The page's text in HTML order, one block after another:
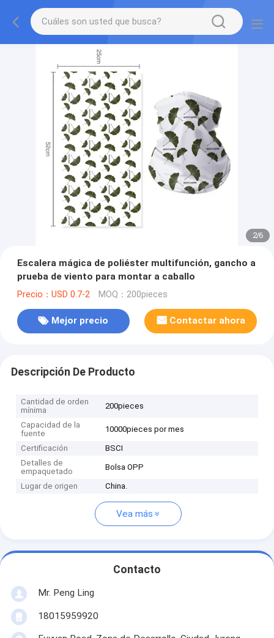
2/6
Escalera mágica de poliéster multifunción, gancho a
prueba de viento para montar a caballo
Precio：USD 0.7-2 MOQ：200pieces
Mejor precio Contactar ahora
Descripción De Producto
Cantidad de orden
mínima
200pieces
Capacidad de la
fuente
10000pieces por mes
Certificación
BSCI
Detalles de
empaquetado
Bolsa OPP
Lugar de origen China.
Vea más
Contacto
Mr. Peng Ling
18015959920